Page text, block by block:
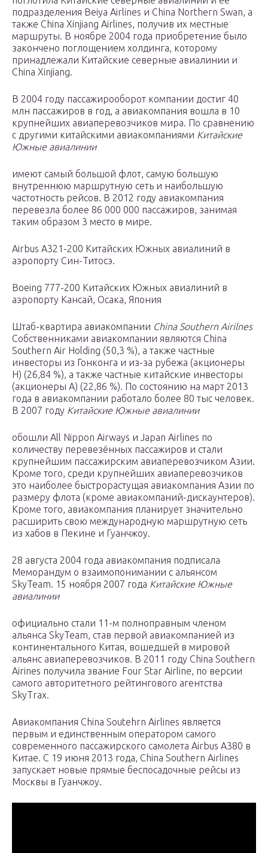
подразделения Beiya Airlines и China Northern Swan, а
также China Xinjiang Airlines, получив их местные
маршруты. В ноябре 2004 года приобретение было
закончено поглощением холдинга, которому
принадлежали Китайские северные авиалинии и
China Xinjiang.
В 2004 году пассажирооборот компании достиг 40
млн пассажиров в год, а авиакомпания вошла в 10
крупнейших авиаперевозчиков мира. По сравнению
с другими китайскими авиакомпаниями Китайские
Южные авиалинии
имеют самый большой флот, самую большую
внутреннюю маршрутную сеть и наибольшую
частотность рейсов. В 2012 году авиакомпания
перевезла более 86 000 000 пассажиров, занимая
таким образом 3 место в мире.
Airbus A321-200 Китайских Южных авиалиний в
аэропорту Син-Титосэ.
Boeing 777-200 Китайских Южных авиалиний в
аэропорту Кансай, Осака, Япония
Штаб-квартира авиакомпании China Southern Airilnes
Собственниками авиакомпании являются China
Southern Air Holding (50,3 %), а также частные
инвесторы из Гонконга и из-за рубежа (акционеры
H) (26,84 %), а также частные китайские инвесторы
(акционеры A) (22,86 %). По состоянию на март 2013
года в авиакомпании работало более 80 тыс человек.
В 2007 году Китайские Южные авиалинии
обошли All Nippon Airways и Japan Airlines по
количеству перевезённых пассажиров и стали
крупнейшим пассажирским авиаперевозчиком Азии.
Кроме того, среди крупнейших авиаперевозчиков
это наиболее быстрорастущая авиакомпания Азии по
размеру флота (кроме авиакомпаний-дискаунтеров).
Кроме того, авиакомпания планирует значительно
расширить свою международную маршрутную сеть
из хабов в Пекине и Гуанчжоу.
28 августа 2004 года авиакомпания подписала
Меморандум о взаимопонимании с альянсом
SkyTeam. 15 ноября 2007 года Китайские Южные
авиалинии
официально стали 11-м полноправным членом
альянса SkyTeam, став первой авиакомпанией из
континентального Китая, вошедшей в мировой
альянс авиаперевозчиков. В 2011 году China Southern
Airines получила звание Four Star Airline, по версии
самого авторитетного рейтингового агентства
SkyTrax.
Авиакомпания China Soutehrn Airlines является
первым и единственным оператором самого
современного пассажирского самолета Airbus A380 в
Китае. С 19 июня 2013 года, China Southern Airlines
запускает новые прямые беспосадочные рейсы из
Москвы в Гуанчжоу.